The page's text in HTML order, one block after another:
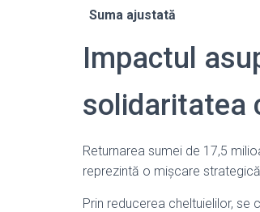
Suma ajustată
Impactul
solidaritatea
Returnarea sumei de 17,5
reprezintă o mișcare
Prin reducerea cheltuielilor,